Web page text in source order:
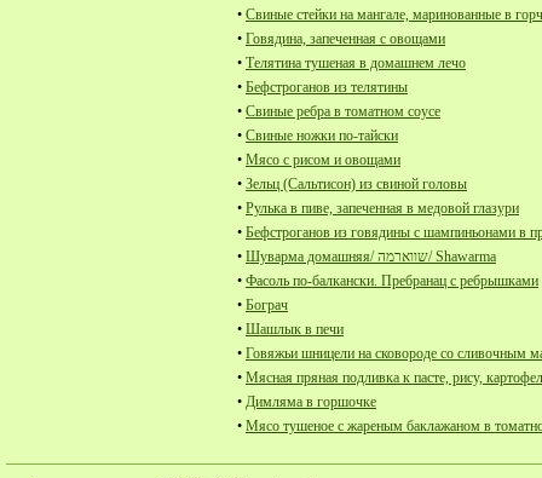
• Свиные стейки на мангале, маринованные в
• Говядина, запеченная с овощами
• Телятина тушеная в домашнем лечо
• Бефстроганов из телятины
• Свиные ребра в томатном соусе
• Свиные ножки по-тайски
• Мясо с рисом и овощами
• Зельц (Сальтисон) из свиной головы
• Рулька в пиве, запеченная в медовой глазури
• Бефстроганов из говядины с шампиньонами в
•
Шуварма домашняя/ שווארמה/ Shawarma
• Фасоль по-балкански. Пребранац с ребрышками
• Бограч
• Шашлык в печи
• Говяжьи шницели на сковороде со сливочным
• Мясная пряная подливка к пасте, рису,
• Димляма в горшочке
• Мясо тушеное с жареным баклажаном в